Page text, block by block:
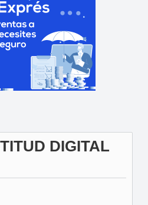
DIGITAL